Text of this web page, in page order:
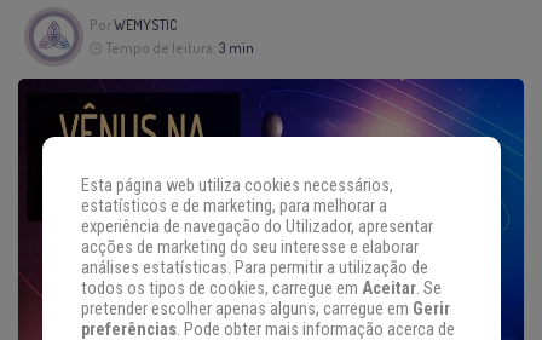
PorWEMYSTIC
Tempo de leitura: 3 min
Esta página web utiliza cookies necessários,
estatísticos e de marketing, para melhorar a
experiência de navegação do Utilizador, apresentar
acções de marketing do seu interesse e elaborar
análises estatísticas. Para permitir a utilização de
todos os tipos de cookies, carregue em Aceitar. Se
pretender escolher apenas alguns, carregue em Gerir
preferências. Pode obter mais informação acerca de